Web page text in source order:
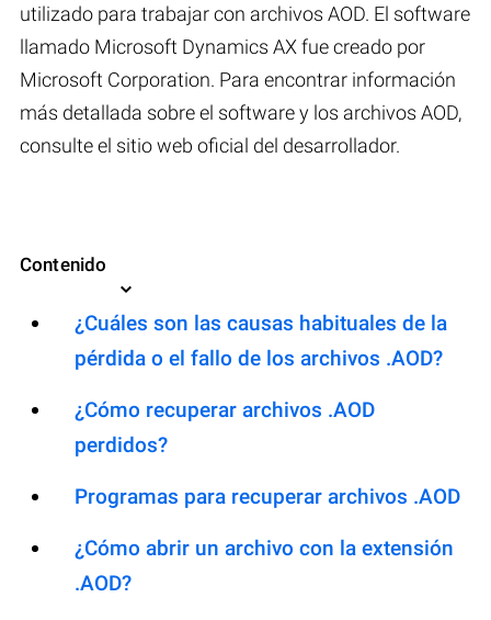
utilizado para trabajar con archivos AOD. El software
llamado Microsoft Dynamics AX fue creado por
Microsoft Corporation. Para encontrar información
más detallada sobre el software y los archivos AOD,
consulte el sitio web oficial del desarrollador.
Contenido
¿Cuáles son las causas habituales de la
pérdida o el fallo de los archivos .AOD?
¿Cómo recuperar archivos .AOD
perdidos?
Programas para recuperar archivos .AOD
¿Cómo abrir un archivo con la extensión
.AOD?